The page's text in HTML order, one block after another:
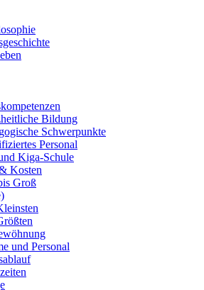
Bildung
Schwerpunkte
Personal
Kiga-Schule
Kosten
Groß
und Personal